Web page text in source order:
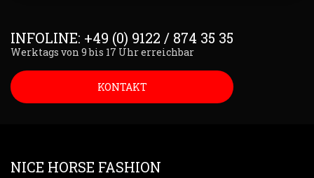
INFOLINE: +49 (0) 9122 / 874 35 35
Werktags von 9 bis 17 Uhr erreichbar
KONTAKT
NICE HORSE FASHION